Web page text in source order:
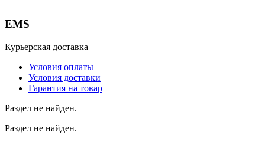
EMS
Курьерская доставка
Условия оплаты
Условия доставки
Гарантия на товар
Раздел не найден.
Раздел не найден.